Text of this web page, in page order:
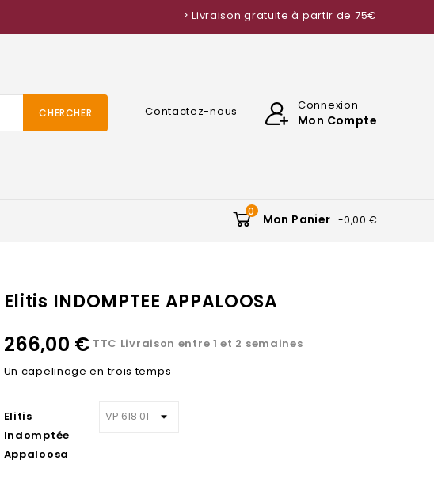
> Livraison gratuite à partir de 75€
Connexion
Mon Compte
Contactez-nous
CHERCHER
0
Mon Panier -0,00 €
Elitis INDOMPTEE APPALOOSA
266,00 € TTC Livraison entre 1 et 2 semaines
Un capelinage en trois temps
Elitis
Indomptée
Appaloosa